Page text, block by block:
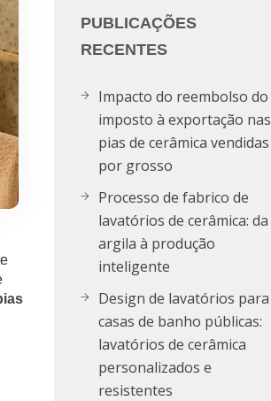
PUBLICAÇÕES
RECENTES
Impacto do reembolso do
imposto à exportação nas
pias de cerâmica vendidas
por grosso
Processo de fabrico de
lavatórios de cerâmica: da
argila à produção
inteligente
Design de lavatórios para
casas de banho públicas:
lavatórios de cerâmica
personalizados e
resistentes